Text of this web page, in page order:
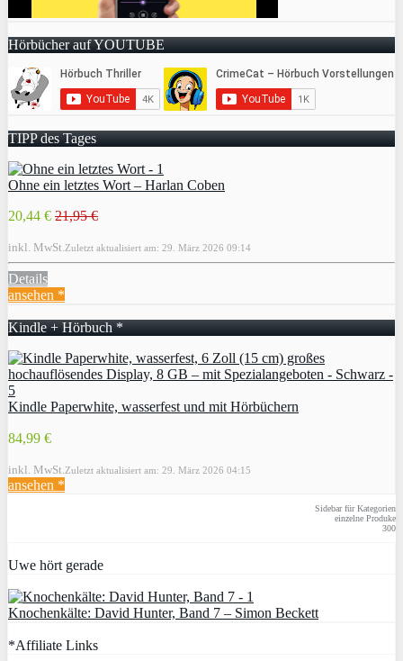
Hörbücher auf YOUTUBE
TIPP des Tages
Ohne ein letztes Wort – Harlan Coben
20,44 € 21,95 €
inkl. MwSt. Zuletzt aktualisiert am: 29. März 2026 09:14
Details
ansehen *
Kindle + Hörbuch *
Kindle Paperwhite, wasserfest und mit Hörbüchern
84,99 €
inkl. MwSt. Zuletzt aktualisiert am: 29. März 2026 04:15
ansehen *
Sidebar für Kategorien
einzelne Produke
300
Uwe hört gerade
Knochenkälte: David Hunter, Band 7 – Simon Beckett
*Affiliate Links